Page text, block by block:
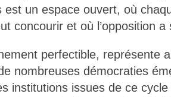
est un espace ouvert, où
concourir et où l’opposition a
perfectible, représente
nombreuses démocraties
institutions issues de ce